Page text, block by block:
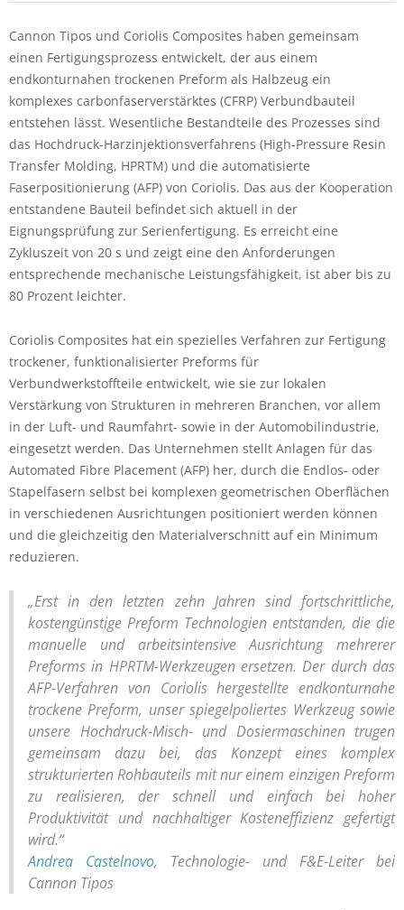
Cannon Tipos und Coriolis Composites haben gemeinsam
einen Fertigungsprozess entwickelt, der aus einem
endkonturnahen trockenen Preform als Halbzeug ein
komplexes carbonfaserverstärktes (CFRP) Verbundbauteil
entstehen lässt. Wesentliche Bestandteile des Prozesses sind
das Hochdruck-Harzinjektionsverfahrens (High-Pressure Resin
Transfer Molding, HPRTM) und die automatisierte
Faserpositionierung (AFP) von Coriolis. Das aus der Kooperation
entstandene Bauteil befindet sich aktuell in der
Eignungsprüfung zur Serienfertigung. Es erreicht eine
Zykluszeit von 20 s und zeigt eine den Anforderungen
entsprechende mechanische Leistungsfähigkeit, ist aber bis zu
80 Prozent leichter.
Coriolis Composites hat ein spezielles Verfahren zur Fertigung
trockener, funktionalisierter Preforms für
Verbundwerkstoffteile entwickelt, wie sie zur lokalen
Verstärkung von Strukturen in mehreren Branchen, vor allem
in der Luft- und Raumfahrt- sowie in der Automobilindustrie,
eingesetzt werden. Das Unternehmen stellt Anlagen für das
Automated Fibre Placement (AFP) her, durch die Endlos- oder
Stapelfasern selbst bei komplexen geometrischen Oberflächen
in verschiedenen Ausrichtungen positioniert werden können
und die gleichzeitig den Materialverschnitt auf ein Minimum
reduzieren.
„Erst in den letzten zehn Jahren sind fortschrittliche,
kostengünstige Preform Technologien entstanden, die die
manuelle und arbeitsintensive Ausrichtung mehrerer
Preforms in HPRTM-Werkzeugen ersetzen. Der durch das
AFP-Verfahren von Coriolis hergestellte endkonturnahe
trockene Preform, unser spiegelpoliertes Werkzeug sowie
unsere Hochdruck-Misch- und Dosiermaschinen trugen
gemeinsam dazu bei, das Konzept eines komplex
strukturierten Rohbauteils mit nur einem einzigen Preform
zu realisieren, der schnell und einfach bei hoher
Produktivität und nachhaltiger Kosteneffizienz gefertigt
wird.“
Andrea Castelnovo, Technologie- und F&E-Leiter bei
Cannon Tipos